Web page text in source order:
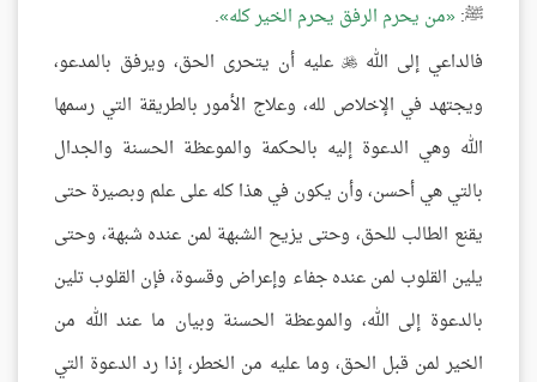
ﷺ: من يحرم الرفق يحرم الخير كله .
فالداعي إلى الله  عليه أن يتحرى الحق، ويرفق بالمدعو،
ويجتهد في الإخلاص لله، وعلاج الأمور بالطريقة التي رسمها
الله وهي الدعوة إليه بالحكمة والموعظة الحسنة والجدال
بالتي هي أحسن، وأن يكون في هذا كله على علم وبصيرة حتى
يقنع الطالب للحق، وحتى يزيح الشبهة لمن عنده شبهة، وحتى
يلين القلوب لمن عنده جفاء وإعراض وقسوة، فإن القلوب تلين
بالدعوة إلى الله، والموعظة الحسنة وبيان ما عند الله من
الخير لمن قبل الحق، وما عليه من الخطر، إذا رد الدعوة التي